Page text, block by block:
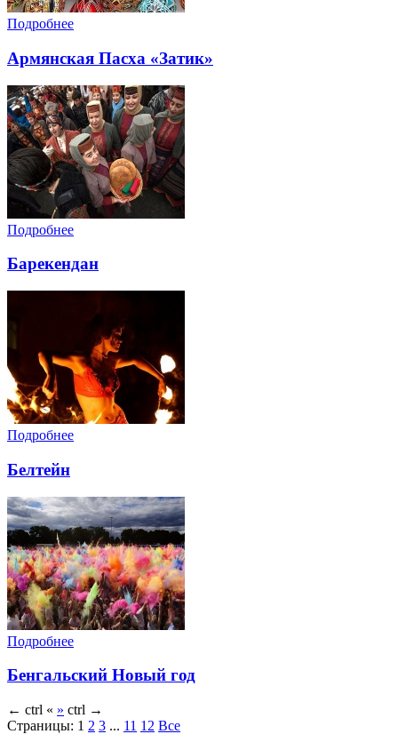
Подробнее
Армянская Пасха «Затик»
Подробнее
Барекендан
Подробнее
Белтейн
Подробнее
Бенгальский Новый год
← ctrl « » ctrl →
Страницы: 1 2 3 ... 11 12 Все